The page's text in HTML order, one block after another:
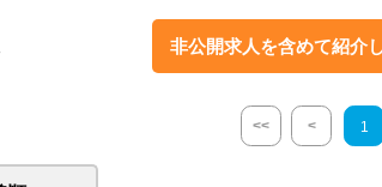
非公開求人を含めて紹介
<< < 1